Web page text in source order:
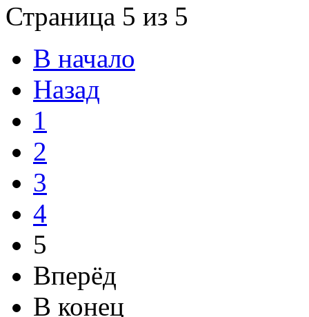
Страница 5 из 5
В начало
Назад
1
2
3
4
5
Вперёд
В конец